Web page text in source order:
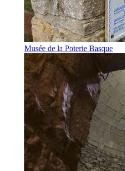
Musée de la Poterie Basque